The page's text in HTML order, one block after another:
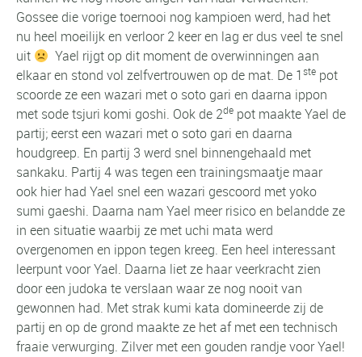
Gossee die vorige toernooi nog kampioen werd, had het
nu heel moeilijk en verloor 2 keer en lag er dus veel te snel
uit
Yael rijgt op dit moment de overwinningen aan
elkaar en stond vol zelfvertrouwen op de mat. De 1ste pot
scoorde ze een wazari met o soto gari en daarna ippon
met sode tsjuri komi goshi. Ook de 2de pot maakte Yael de
partij; eerst een wazari met o soto gari en daarna
houdgreep. En partij 3 werd snel binnengehaald met
sankaku. Partij 4 was tegen een trainingsmaatje maar
ook hier had Yael snel een wazari gescoord met yoko
sumi gaeshi. Daarna nam Yael meer risico en belandde ze
in een situatie waarbij ze met uchi mata werd
overgenomen en ippon tegen kreeg. Een heel interessant
leerpunt voor Yael. Daarna liet ze haar veerkracht zien
door een judoka te verslaan waar ze nog nooit van
gewonnen had. Met strak kumi kata domineerde zij de
partij en op de grond maakte ze het af met een technisch
fraaie verwurging. Zilver met een gouden randje voor Yael!